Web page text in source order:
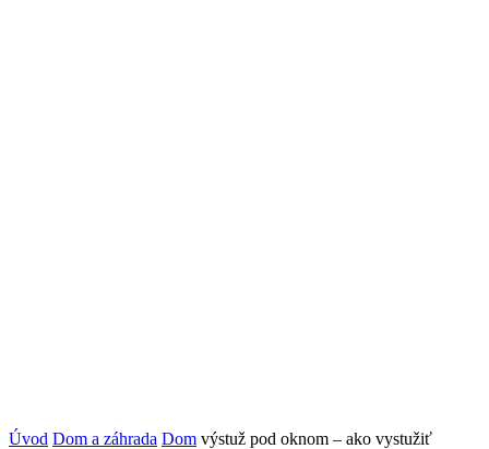
Úvod Dom a záhrada Dom výstuž pod oknom – ako vystužiť